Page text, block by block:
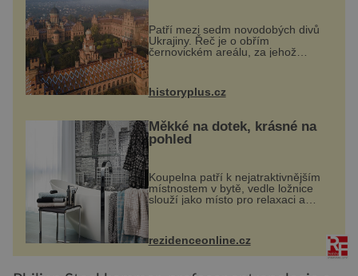
Patří mezi sedm novodobých divů
Ukrajiny. Řeč je o obřím
černovickém areálu, za jehož
vznikem stál slavný český architekt
Josef Hlávka. Ten si na něm dal
mimořádně záležet. Jeho stavební
plány by při ...
historyplus.cz
Měkké na dotek, krásné na
pohled
Koupelna patří k nejatraktivnějším
místnostem v bytě, vedle ložnice
slouží jako místo pro relaxaci a
odpočinek. Koupelnový textil –
ručníky, osušky a koberečky –
mohou jako mávnutím kouzelného
proutku...
rezidenceonline.cz